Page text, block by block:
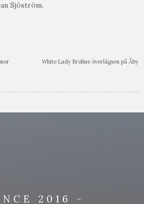
Sjöström.
White Lady Broline överlägsen på Åby
2016 -